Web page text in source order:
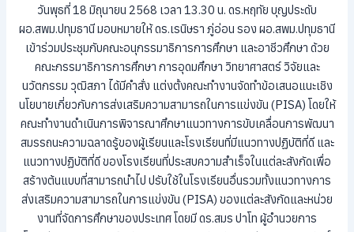
วันพุธที่ 18 มิถุนายน 2568 เวลา 13.30 น. ดร.หฤทัย บุญประดับ
ผอ.สพม.ปทุมธานี มอบหมายให้ ดร.เรนิษรา ภู่อ่อน รอง ผอ.สพม.ปทุมธานี
เข้าร่วมประชุมกับคณะอนุกรรมาธิการการศึกษา และอาชีวศึกษา ด้วย
คณะกรรมาธิการการศึกษา การอุดมศึกษา วิทยาศาสตร์ วิจัยและ
นวัตกรรม วุฒิสภา ได้มีคําสั่ง แต่งตั้งคณะทํางานจัดทําข้อเสนอแนะเชิง
นโยบายเกี่ยวกับการส่งเสริมความสามารถในการแข่งขัน (PISA) โดยให้
คณะทํางานดําเนินการพิจารณาศึกษาแนวทางการขับเคลื่อนการพัฒนา
สมรรถนะความฉลาดรู้ของผู้เรียนและโรงเรียนที่มีแนวทางปฏิบัติที่ดี และ
แนวทางปฏิบัติที่ดี ของโรงเรียนที่ประสบความสําเร็จในแต่ละสังกัดเพื่อ
สร้างต้นแบบที่สามารถนําไป ปรับใช้ในโรงเรียนอื่นรวมทั้งแนวทางการ
ส่งเสริมความสามารถในการแข่งขัน (PISA) ของแต่ละสังกัดและหน่วย
งานที่จัดการศึกษาของประเทศ โดยมี ดร.สมร ปาโท ผู้อำนวยการ